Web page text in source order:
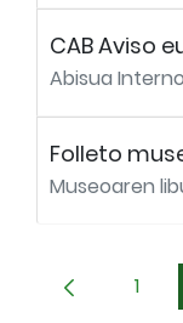
CAB Aviso
Abisua
Folleto
Museoaren
1